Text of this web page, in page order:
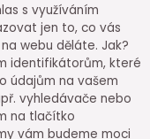
s využíváním
jen to, co vás
webu děláte. Jak?
identifikátorům, které
údajům na vašem
vyhledávače nebo
na tlačítko
vám budeme moci